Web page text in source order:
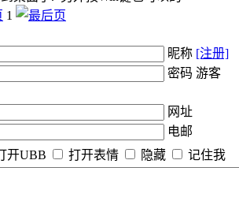
1
昵称 [注册]
密码 游客
网址
电邮
开UBB 打开表情 隐藏 记住我